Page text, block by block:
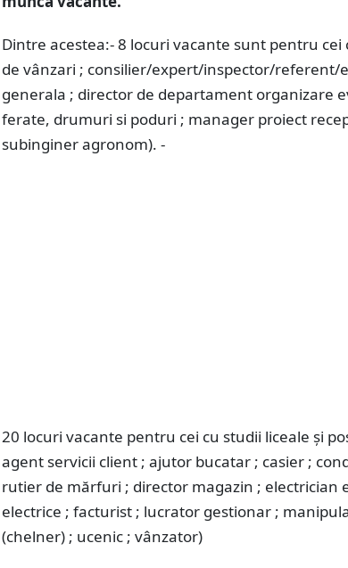
Dintre acestea:- 8 locuri vacante sunt pentru
de vânzari ; consilier/expert/inspector/referent/
generala ; director de departament organizare
ferate, drumuri si poduri ; manager proiect
subinginer agronom). -
20 locuri vacante pentru cei cu studii liceale și
agent servicii client ; ajutor bucatar ; casier ;
rutier de mărfuri ; director magazin ; electrician
electrice ; facturist ; lucrator gestionar ;
(chelner) ; ucenic ; vânzator)